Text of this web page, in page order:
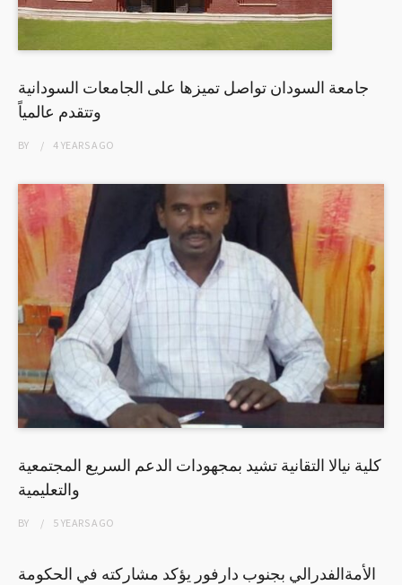
جامعة السودان تواصل تميزها على الجامعات السودانية
وتتقدم عالمياً
BY 4 YEARSAGO
كلية نيالا التقانية تشيد بمجهودات الدعم السريع المجتمعية
والتعليمية
BY 5 YEARSAGO
الأمةالفدرالي بجنوب دارفور يؤكد مشاركته في الحكومة